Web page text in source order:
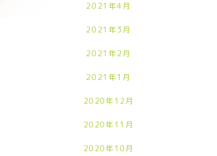
2021年4月
2021年3月
2021年2月
2021年1月
2020年12月
2020年11月
2020年10月